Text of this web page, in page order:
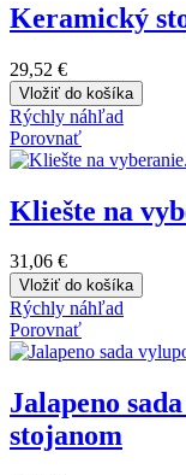
Keramický
29,52 €
Vložiť do košíka
Rýchly náhľad
Porovnať
Kliešte na
31,06 €
Vložiť do košíka
Rýchly náhľad
Porovnať
Jalapeno
stojanom